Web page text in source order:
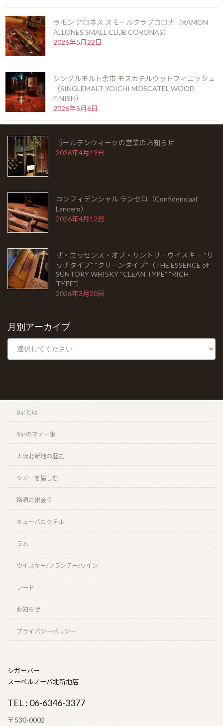
ラモン アロネス スモールクラブコロナ（RAMON
ALLONES SMALL CLUB CORONAS）
シングルモルト余市 モスカテルウッドフィニッシ
ュ（SINGLEMALT YOICHI MOSCATEL WOOD
FINISH）
ゴールデンウィークの営業のお知らせ
2026年4月19日
コンフィデンシャル ランセロ（Confidenciaal
Lancero）
2026年4月12日
ザ・エッセンス・オブ・サントリーウイスキー “リ
ッチタイプ” “クリーンタイプ”（THE ESSENCE of
SUNTORY WHISKY “CLEAN TYPE” “RICH
TYPE”）
2026年3月20日
月別アーカイブ
Barとは
Barのマナー集
大阪北新地の歴史
シガーを愉しむ
銘酒に出会う
キューバカクテル
ラム
ウイスキー/ブランデー/ワイン
フード
お知らせ
プライバシーポリシー
シガーバー
スーペルノーバ北新地店
TEL : 06-6346-3377
〒530-0002
ラモン アロネス スモールクラブコロナ（RAMON
ALLONES SMALL CLUB CORONAS）
2026年5月22日
シングルモルト余市 モスカテルウッドフィニッシュ
（SINGLEMALT YOICHI MOSCATEL WOOD
FINISH）
2026年5月6日
2026年4月19日
Lancero）
2026年4月12日
チタイプ” “クリーンタイプ”（THE ESSENCE of
SUNTORY WHISKY “CLEAN TYPE” “RICH TYPE”）
2026年3月20日
お知らせ
Barとは
銘酒に出会う
フード
北新地店案内